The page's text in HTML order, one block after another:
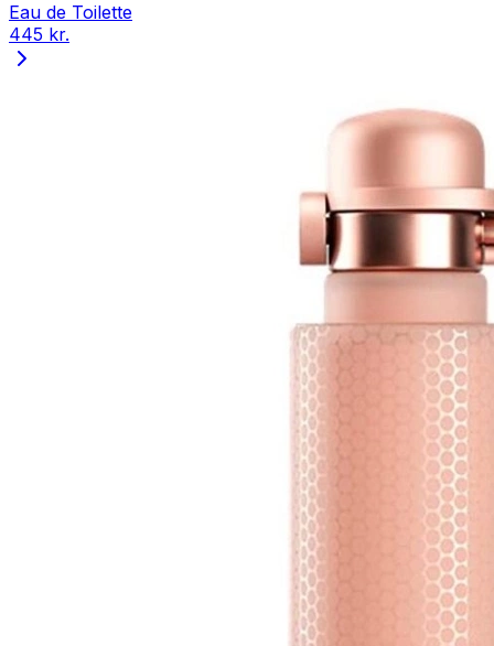
Eau de Toilette
445 kr.